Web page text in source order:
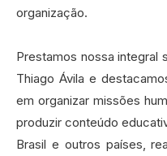
organização.
Prestamos nossa integral
Thiago Ávila e
em organizar missões
produzir conteúdo
Brasil e outros países,